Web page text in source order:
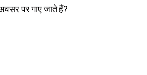
पर गाए जाते हैं?